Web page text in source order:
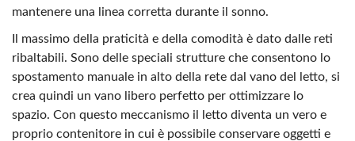
mantenere una linea corretta durante il sonno.
Il massimo della praticità e della comodità è dato dalle reti
ribaltabili. Sono delle speciali strutture che consentono lo
spostamento manuale in alto della rete dal vano del letto, si
crea quindi un vano libero perfetto per ottimizzare lo
spazio. Con questo meccanismo il letto diventa un vero e
proprio contenitore in cui è possibile conservare oggetti e